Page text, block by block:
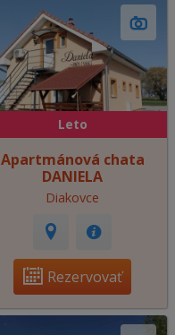
Leto
Apartmánová chata
DANIELA
Diakovce
Rezervovať